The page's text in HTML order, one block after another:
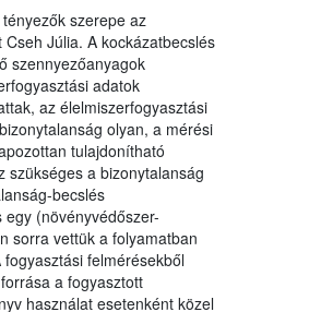
szerepe az
Júlia. A kockázatbecslés
szennyezőanyagok
adatok
az élelmiszerfogyasztási
olyan, a mérési
tulajdonítható
szükséges a bizonytalanság
becslés
(növényvédőszer-
sorra vettük a folyamatban
felmérésekből
a fogyasztott
használat esetenként közel